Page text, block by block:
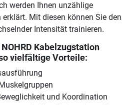
werden Ihnen unzählige
erklärt. Mit diesen können Sie den
Intensität trainieren.
Kabelzugstation
vielfältige Vorteile:
und Koordination